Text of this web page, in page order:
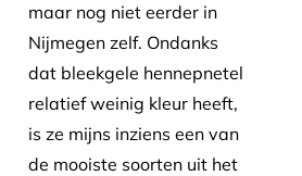
maar nog niet eerder in
Nijmegen zelf. Ondanks
dat bleekgele hennepnetel
relatief weinig kleur heeft,
is ze mijns inziens een van
de mooiste soorten uit het